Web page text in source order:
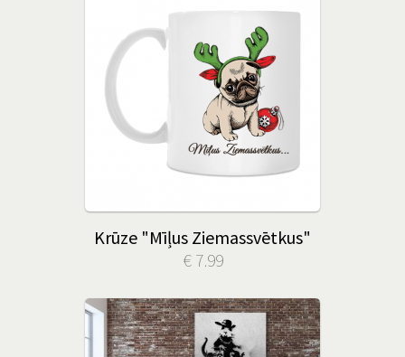
Krūze "Mīļus Ziemassvētkus"
€ 7.99